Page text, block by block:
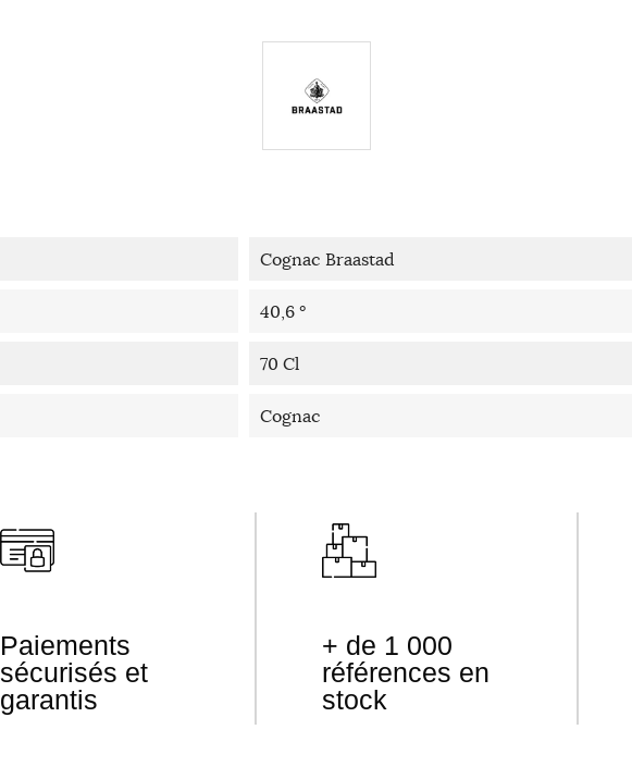
Cognac Braastad
40,6 °
70 Cl
Cognac
Paiements
sécurisés et
garantis
+ de 1 000
références en
stock